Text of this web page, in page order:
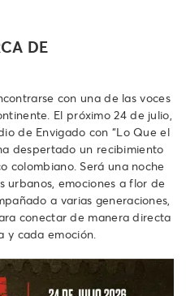
DE
con una de las voces
El próximo 24 de julio,
de Envigado con “Lo Que el
despertado un recibimiento
colombiano. Será una noche
urbanos, emociones a flor de
a varias generaciones,
conectar de manera directa
y cada emoción.